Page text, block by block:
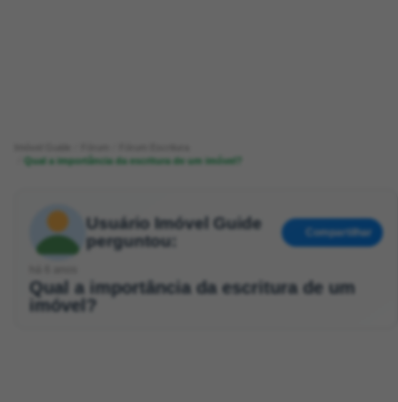
Qual a importância da escritura de um imóvel?
Usuário Imóvel Guide
perguntou:
Compartilhar
Qual a importância da escritura de um
imóvel?